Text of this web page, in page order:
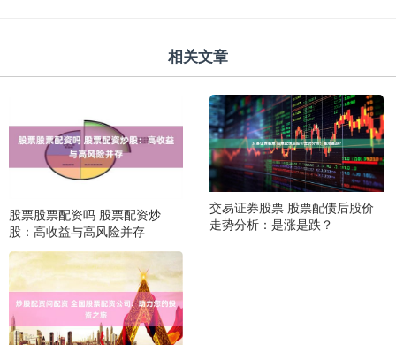
相关文章
股票股票配资吗 股票配资炒
股：高收益与高风险并存
交易证券股票 股票配债后股价
走势分析：是涨是跌？